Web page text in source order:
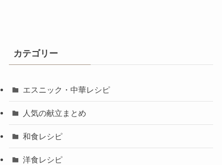
カテゴリー
エスニック・中華レシピ
人気の献立まとめ
和食レシピ
洋食レシピ